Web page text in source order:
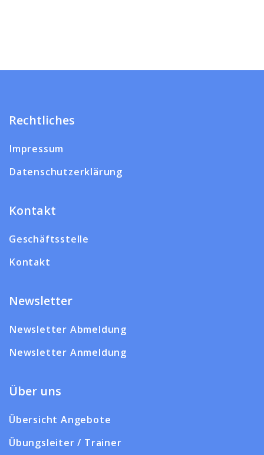
Rechtliches
Impressum
Datenschutzerklärung
Kontakt
Geschäftsstelle
Kontakt
Newsletter
Newsletter Abmeldung
Newsletter Anmeldung
Über uns
Übersicht Angebote
Übungsleiter / Trainer